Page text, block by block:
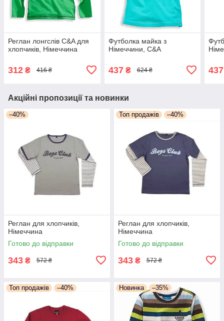
Реглан лонгслів C&A для
хлопчиків, Німеччина
312 ₴ 416 ₴
Футболка майка з
Німеччини, C&A
437₴ 624 ₴ 437
Акційні пропозиції та новинки
–40%
Реглан для хлопчиків,
Німеччина
Готово до відправки
343 ₴ 572 ₴
Топ продажів –40%
Реглан для хлопчиків,
Німеччина
Готово до відправки
343 ₴ 572 ₴
Топ продажів –40% Новинка –35%